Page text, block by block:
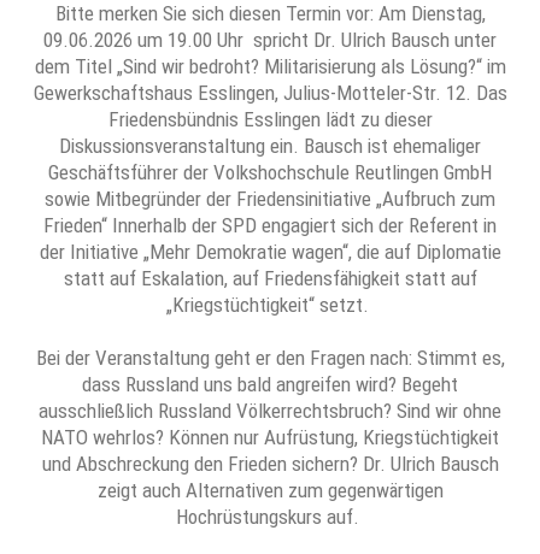
Bitte merken Sie sich diesen Termin vor: Am Dienstag,
09.06.2026 um 19.00 Uhr spricht Dr. Ulrich Bausch unter
dem Titel „Sind wir bedroht? Militarisierung als Lösung?“ im
Gewerkschaftshaus Esslingen, Julius-Motteler-Str. 12. Das
Friedensbündnis Esslingen lädt zu dieser
Diskussionsveranstaltung ein. Bausch ist ehemaliger
Geschäftsführer der Volkshochschule Reutlingen GmbH
sowie Mitbegründer der Friedensinitiative „Aufbruch zum
Frieden“ Innerhalb der SPD engagiert sich der Referent in
der Initiative „Mehr Demokratie wagen“, die auf Diplomatie
statt auf Eskalation, auf Friedensfähigkeit statt auf
„Kriegstüchtigkeit“ setzt.
Bei der Veranstaltung geht er den Fragen nach: Stimmt es,
dass Russland uns bald angreifen wird? Begeht
ausschließlich Russland Völkerrechtsbruch? Sind wir ohne
NATO wehrlos? Können nur Aufrüstung, Kriegstüchtigkeit
und Abschreckung den Frieden sichern? Dr. Ulrich Bausch
zeigt auch Alternativen zum gegenwärtigen
Hochrüstungskurs auf.